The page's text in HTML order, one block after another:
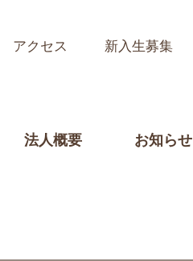
アクセス 新入生募集
法人概要 お知らせ